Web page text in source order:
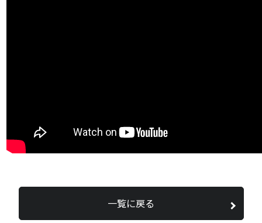
一覧に戻る